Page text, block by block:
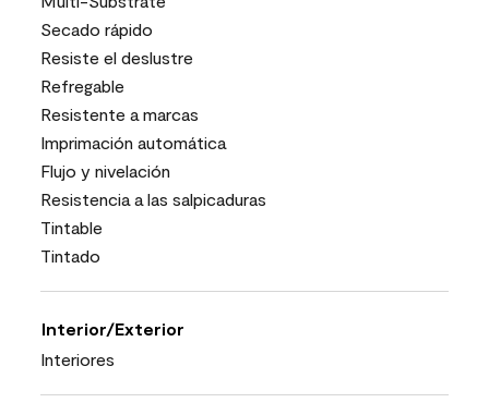
Secado rápido
Resiste el deslustre
Refregable
Resistente a marcas
Imprimación automática
Flujo y nivelación
Resistencia a las salpicaduras
Tintable
Tintado
Interior/Exterior
Interiores